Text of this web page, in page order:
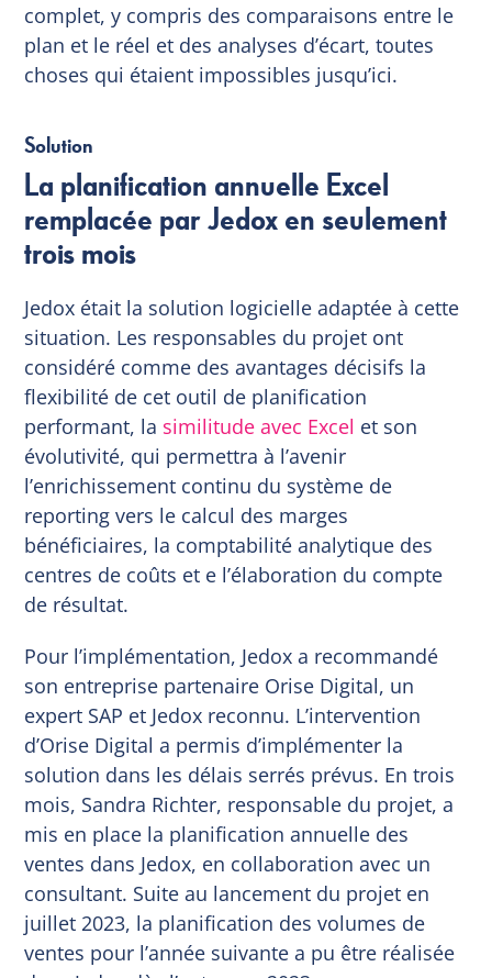
complet, y compris des comparaisons entre le
plan et le réel et des analyses d’écart, toutes
choses qui étaient impossibles jusqu’ici.
Solution
La planification annuelle Excel
remplacée par Jedox en seulement
trois mois
Jedox était la solution logicielle adaptée à cette
situation. Les responsables du projet ont
considéré comme des avantages décisifs la
flexibilité de cet outil de planification
performant, la similitude avec Excel et son
évolutivité, qui permettra à l’avenir
l’enrichissement continu du système de
reporting vers le calcul des marges
bénéficiaires, la comptabilité analytique des
centres de coûts et e l’élaboration du compte
de résultat.
Pour l’implémentation, Jedox a recommandé
son entreprise partenaire Orise Digital, un
expert SAP et Jedox reconnu. L’intervention
d’Orise Digital a permis d’implémenter la
solution dans les délais serrés prévus. En trois
mois, Sandra Richter, responsable du projet, a
mis en place la planification annuelle des
ventes dans Jedox, en collaboration avec un
consultant. Suite au lancement du projet en
juillet 2023, la planification des volumes de
ventes pour l’année suivante a pu être réalisée